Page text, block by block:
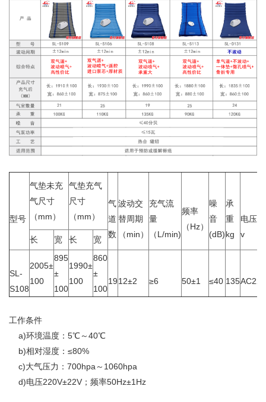
型号
气垫未充
气尺寸
（mm）
气垫充气
尺寸
（mm）
气
道
数
波动交
替周期
（min）
充气流
量
（L/min)
频率
（Hz）
噪
音
(dB)
承
重
kg
电压
v
长 宽 长 宽
SL-
S108
2005±
100
895
±
100
1990±
100
860
±
100
1912±2 ≥6 50±1 ≤40 135
工作条件
a)环境温度：5℃～40℃
b)相对湿度：≤80%
c)大气压力：700hpa～1060hpa
d)电压220V±22V；频率50Hz±1Hz